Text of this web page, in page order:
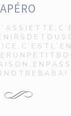
APÉRO
A S S I E T T E , C ’
I R S D E T O U S
E , C ’ E S T L ’ E
R U N P E T I T B
I S O N , E N P A S
N O T R E B A B A !